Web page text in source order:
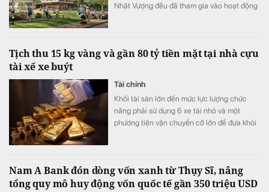
Nhật Vượng đều đã tham gia vào hoạt động
Tịch thu 15 kg vàng và gần 80 tỷ tiền mặt tại nhà cựu
tài xế xe buýt
Tài chính
Khối tài sản lớn đến mức lực lượng chức
năng phải sử dụng 6 xe tải nhỏ và một
phương tiện vận chuyển cỡ lớn để đưa khỏi
Nam A Bank đón dòng vốn xanh từ Thụy Sĩ, nâng
tổng quy mô huy động vốn quốc tế gần 350 triệu USD